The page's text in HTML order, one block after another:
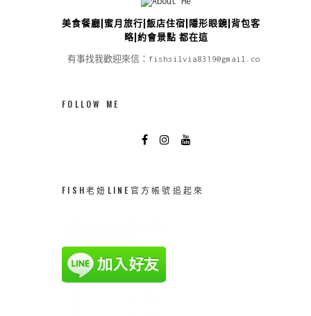
美食餐廳|蜜月旅行|飯店住宿|隱形眼鏡|背包客攻
略|約會景點 都在這
有事找我歡迎來信：fishsilvia8319@gmail.com
FOLLOW ME
FISH老妞LINE官方帳號追起來